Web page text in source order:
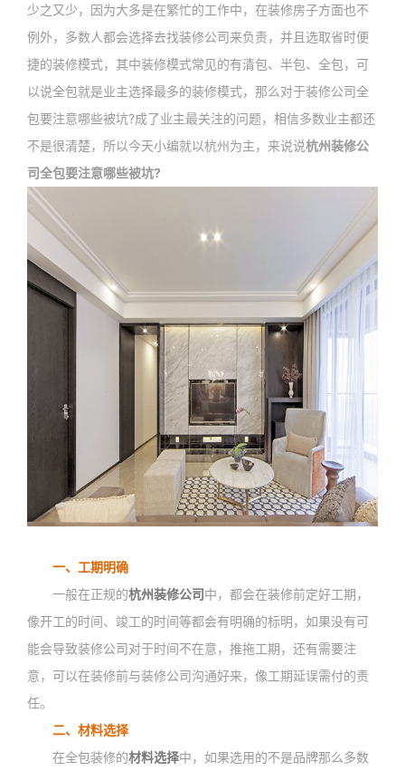
少之又少，因为大多是在繁忙的工作中，在装修房子方面也不
例外，多数人都会选择去找装修公司来负责，并且选取省时便
捷的装修模式，其中装修模式常见的有清包、半包、全包，可
以说全包就是业主选择最多的装修模式，那么对于装修公司全
包要注意哪些被坑?成了业主最关注的问题，相信多数业主都还
不是很清楚，所以今天小编就以杭州为主，来说说杭州装修公
司全包要注意哪些被坑?
一、工期明确
一般在正规的杭州装修公司中，都会在装修前定好工期，
像开工的时间、竣工的时间等都会有明确的标明，如果没有可
能会导致装修公司对于时间不在意，推拖工期，还有需要注
意，可以在装修前与装修公司沟通好来，像工期延误需付的责
任。
二、材料选择
在全包装修的材料选择中，如果选用的不是品牌那么多数